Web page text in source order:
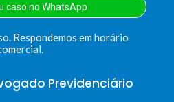
caso no WhatsApp
Respondemos em horário
Previdenciário